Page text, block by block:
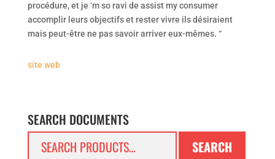
procédure, et je ‘m so ravi de assist my consumer
accomplir leurs objectifs et rester vivre ils désiraient
mais peut-être ne pas savoir arriver eux-mêmes. “
site web
SEARCH DOCUMENTS
SEARCH